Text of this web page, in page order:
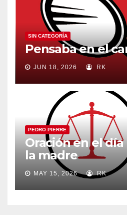
SIN CATEGORÍA
Pensaba en el
JUN 18, 2026 RK
PEDRO PIERRE
Oración en el
la madre
MAY 15, 2026 RK